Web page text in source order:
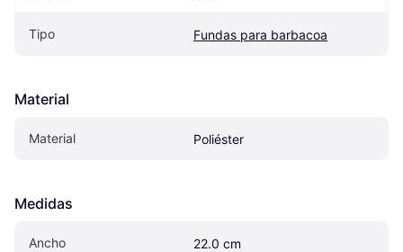
Tipo Fundas para barbacoa
Material
Material Poliéster
Medidas
Ancho 22.0 cm